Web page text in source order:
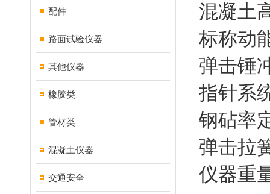
配件
路面试验仪器
其他仪器
橡胶类
管材类
混凝土仪器
交通安全
混凝土
标称动
弹击锤
指针系
钢砧率
弹击拉
仪器重